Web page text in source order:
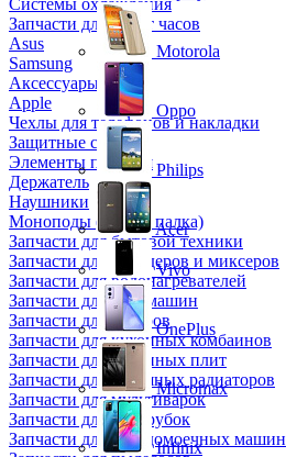
Системы охлаждения
Запчасти для смарт часов
Asus
Samsung
Аксессуары
Apple
Чехлы для телефонов и накладки
Защитные стекла
Элементы питания
Держатель
Наушники
Моноподы (Селфи палка)
Запчасти для бытовой техники
Запчасти для блендеров и миксеров
Запчасти для водонагревателей
Запчасти для кофемашин
Запчасти для кулеров
Запчасти для кухонных комбаинов
Запчасти для кухонных плит
Запчасти для масляных радиаторов
Запчасти для мультиварок
Запчасти для мясорубок
Запчасти для посудомоечных машин
Motorola
Oppo
Philips
Acer
Vivo
OnePlus
Micromax
Infinix